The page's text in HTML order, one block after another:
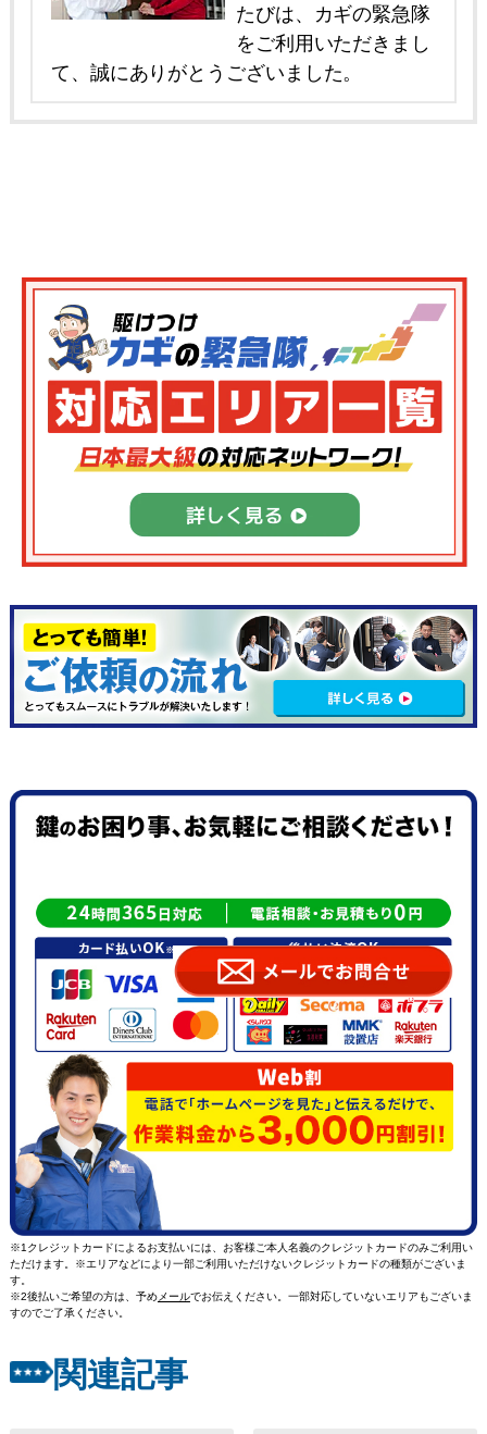
たびは、カギの緊急隊
をご利用いただきまし
て、誠にありがとうございました。
※1クレジットカードによるお支払いには、お客様ご本人名義のクレジットカードのみご利用い
ただけます。※エリアなどにより一部ご利用いただけないクレジットカードの種類がございま
す。
※2後払いご希望の方は、予めメールでお伝えください。一部対応していないエリアもございま
すのでご了承ください。
関連記事